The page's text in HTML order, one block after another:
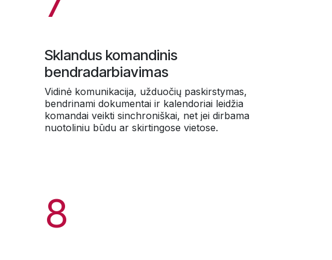
8
Sklandus komandinis
bendradarbiavimas
Vidinė komunikacija, užduočių paskirstymas,
bendrinami dokumentai ir kalendoriai leidžia
komandai veikti sinchroniškai, net jei dirbama
nuotoliniu būdu ar skirtingose vietose.